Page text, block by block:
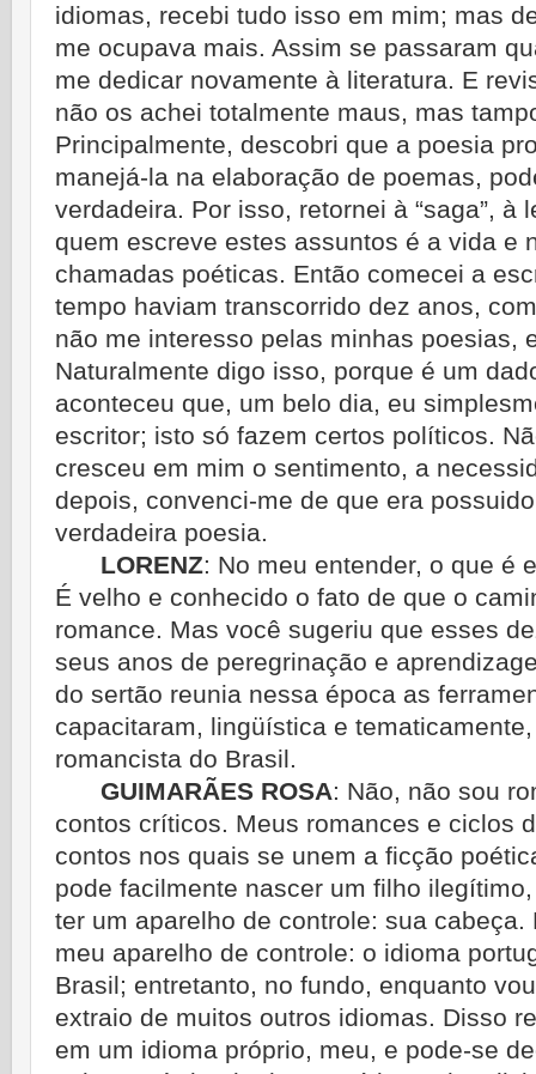
idiomas, recebi tudo isso em mim; mas
me ocupava mais. Assim se passaram
me dedicar novamente à literatura. E
não os achei totalmente maus, mas
Principalmente, descobri que a poesia
manejá-la na elaboração de poemas,
verdadeira. Por isso, retornei à “saga”, à
quem escreve estes assuntos é a vida e
chamadas poéticas. Então comecei a
tempo haviam transcorrido dez anos,
não me interesso pelas minhas poesias,
Naturalmente digo isso, porque é um
aconteceu que, um belo dia, eu
escritor; isto só fazem certos políticos.
cresceu em mim o sentimento, a
depois, convenci-me de que era
verdadeira poesia.
LORENZ: No meu entender, o que é
É velho e conhecido o fato de que o
romance. Mas você sugeriu que esses
seus anos de peregrinação e
do sertão reunia nessa época as
capacitaram, lingüística e
romancista do Brasil.
GUIMARÃES ROSA: Não, não sou
contos críticos. Meus romances e ciclos
contos nos quais se unem a ficção
pode facilmente nascer um filho
ter um aparelho de controle: sua
meu aparelho de controle: o idioma
Brasil; entretanto, no fundo, enquanto
extraio de muitos outros idiomas. Disso
em um idioma próprio, meu, e pode-se